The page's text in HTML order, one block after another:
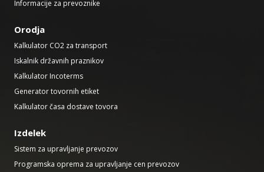
Informacije za prevoznike
Orodja
Kalkulator CO2 za transport
Iskalnik državnih praznikov
Kalkulator Incoterms
Generator tovornih etiket
Kalkulator časa dostave tovora
Izdelek
Sistem za upravljanje prevozov
Programska oprema za upravljanje cen prevozov